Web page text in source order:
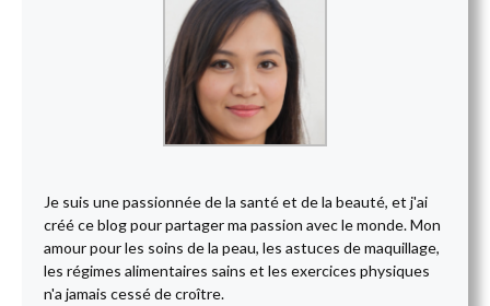
Je suis une passionnée de la santé et de la beauté, et j'ai
créé ce blog pour partager ma passion avec le monde. Mon
amour pour les soins de la peau, les astuces de maquillage,
les régimes alimentaires sains et les exercices physiques
n'a jamais cessé de croître.